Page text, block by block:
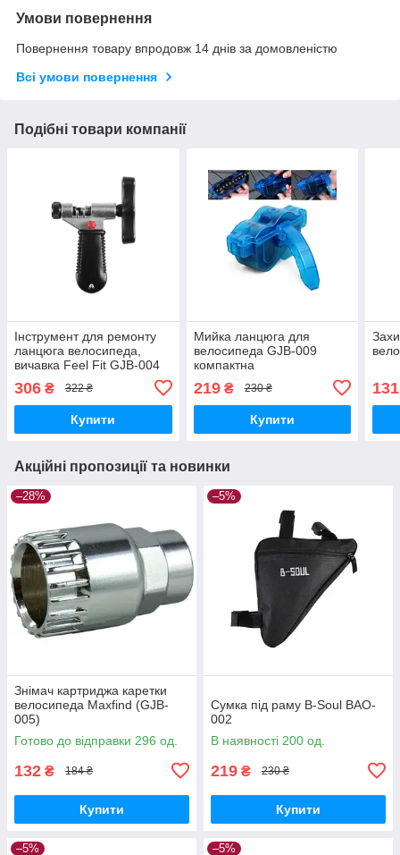
Умови повернення
Повернення товару впродовж 14 днів за домовленістю
Всі умови повернення
Подібні товари компанії
Інструмент для ремонту
ланцюга велосипеда,
вичавка Feel Fit GJB-004
306 ₴ 322 ₴
Купити
Мийка ланцюга для
велосипеда GJB-009
компактна
219₴ 230 ₴
Купити
131
Акційні пропозиції та новинки
–28%
Знімач картриджа каретки
велосипеда Maxfind (GJB-
005)
Готово до відправки 296 од.
132 ₴ 184 ₴
Купити
–5%
Сумка під раму B-Soul BAO-
002
В наявності 200 од.
219 ₴ 230 ₴
Купити
–5% –5%